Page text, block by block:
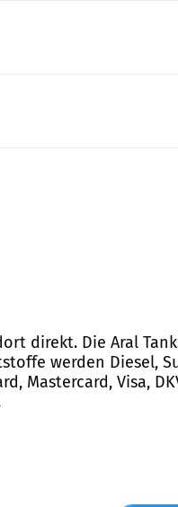
direkt. Die Aral
werden Diesel,
Mastercard, Visa,